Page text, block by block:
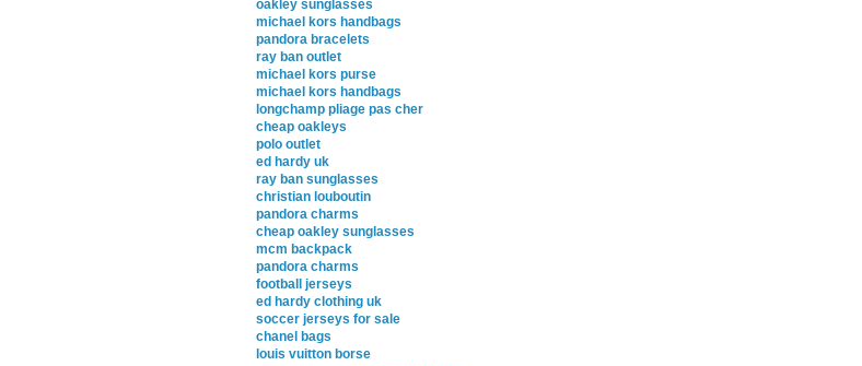
oakley sunglasses
michael kors handbags
pandora bracelets
ray ban outlet
michael kors purse
michael kors handbags
longchamp pliage pas cher
cheap oakleys
polo outlet
ed hardy uk
ray ban sunglasses
christian louboutin
pandora charms
cheap oakley sunglasses
mcm backpack
pandora charms
football jerseys
ed hardy clothing uk
soccer jerseys for sale
chanel bags
louis vuitton borse